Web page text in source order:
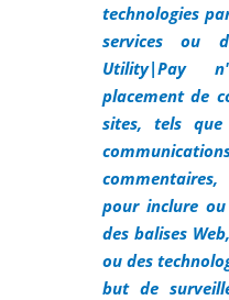
technologies
services ou
Utility|Pay
placement de
sites, tels
pour inclure
des balises
ou des
but de